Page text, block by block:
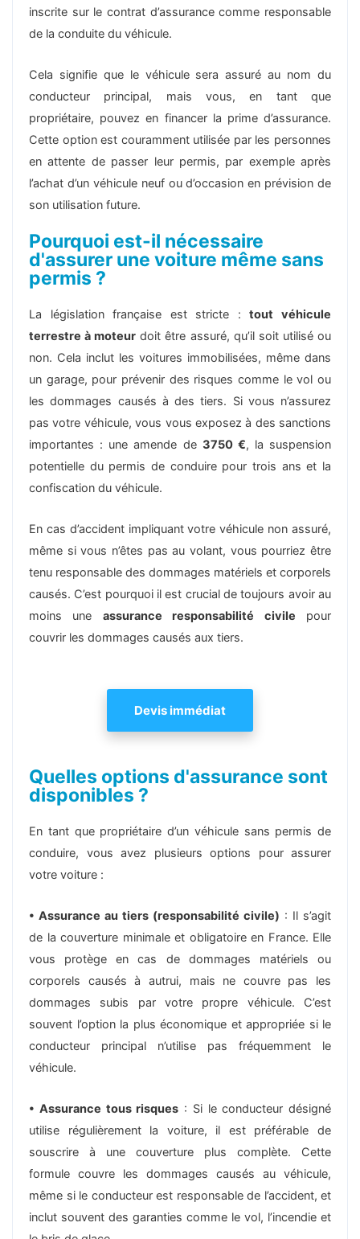
inscrite sur le contrat d’assurance comme responsable
de la conduite du véhicule​.
Cela signifie que le véhicule sera assuré au nom du
conducteur principal, mais vous, en tant que
propriétaire, pouvez en financer la prime d’assurance.
Cette option est couramment utilisée par les personnes
en attente de passer leur permis, par exemple après
l’achat d’un véhicule neuf ou d’occasion en prévision de
son utilisation future.
Pourquoi est-il nécessaire
d'assurer une voiture même sans
permis ?
La législation française est stricte :tout véhicule
terrestre à moteur doit être assuré, qu’il soit utilisé ou
non. Cela inclut les voitures immobilisées, même dans
un garage, pour prévenir des risques comme le vol ou
les dommages causés à des tiers. Si vous n’assurez
pas votre véhicule, vous vous exposez à des sanctions
importantes : une amende de 3750 €, la suspension
potentielle du permis de conduire pour trois ans et la
confiscation du véhicule.
En cas d’accident impliquant votre véhicule non assuré,
même si vous n’êtes pas au volant, vous pourriez être
tenu responsable des dommages matériels et corporels
causés. C’est pourquoi il est crucial de toujours avoir au
moins une assurance responsabilité civile pour
couvrir les dommages causés aux tiers.
Devis immédiat
Quelles options d'assurance sont
disponibles ?
En tant que propriétaire d’un véhicule sans permis de
conduire, vous avez plusieurs options pour assurer
votre voiture :
• Assurance au tiers (responsabilité civile) : Il s’agit
de la couverture minimale et obligatoire en France. Elle
vous protège en cas de dommages matériels ou
corporels causés à autrui, mais ne couvre pas les
dommages subis par votre propre véhicule. C’est
souvent l’option la plus économique et appropriée si le
conducteur principal n’utilise pas fréquemment le
véhicule.
• Assurance tous risques : Si le conducteur désigné
utilise régulièrement la voiture, il est préférable de
souscrire à une couverture plus complète. Cette
formule couvre les dommages causés au véhicule,
même si le conducteur est responsable de l’accident, et
inclut souvent des garanties comme le vol, l’incendie et